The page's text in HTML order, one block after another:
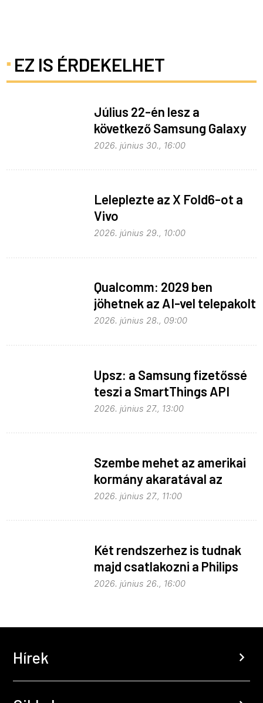
EZ IS ÉRDEKELHET
Július 22-én lesz a
következő Samsung Galaxy
Unpacked – ez várható
2026. június 30., 16:00
Leleplezte az X Fold6-ot a
Vivo
2026. június 29., 10:00
Qualcomm: 2029 ben
jöhetnek az AI-vel telepakolt
6G-s telefonok
2026. június 28., 09:00
Upsz: a Samsung fizetőssé
teszi a SmartThings API
hozzáférést
2026. június 27., 13:00
Szembe mehet az amerikai
kormány akaratával az
Apple
2026. június 27., 11:00
Két rendszerhez is tudnak
majd csatlakozni a Philips
Hue égők
2026. június 26., 16:00
Hírek chevron_right